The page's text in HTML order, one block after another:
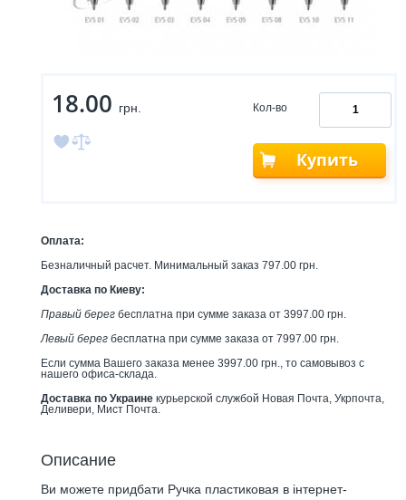
18.00 грн. Кол-во
Купить
Оплата:
Безналичный расчет. Минимальный заказ 797.00 грн.
Доставка по Киеву:
Правый берег бесплатна при сумме заказа от 3997.00 грн.
Левый берег бесплатна при сумме заказа от 7997.00 грн.
Если сумма Вашего заказа менее 3997.00 грн., то самовывоз с
нашего офиса-склада.
Доставка по Украине курьерской службой Новая Почта, Укрпочта,
Деливери, Мист Почта.
Описание
Ви можете придбати Ручка пластиковая в інтернет-